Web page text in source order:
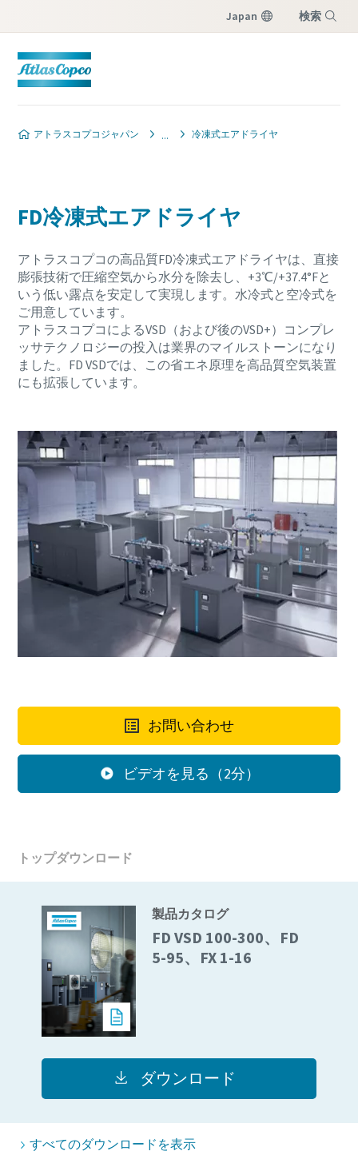
Japan 検索
アトラスコプコジャパン 冷凍式エアドライヤ
グリーンでより効率的な生産への10ステップ
グリーンプロダクトのための二酸化炭素排出量削減に関
して知っておくべきこと
FD冷凍式エアドライヤ
アトラスコプコの高品質FD冷凍式エアドライヤは、直接
膨張技術で圧縮空気から水分を除去し、+3℃/+37.4°Fと
いう低い露点を安定して実現します。水冷式と空冷式を
ご用意しています。
アトラスコプコによるVSD（および後のVSD+）コンプレ
ッサテクノロジーの投入は業界のマイルストーンになり
ました。FD VSDでは、この省エネ原理を高品質空気装置
にも拡張しています。
お問い合わせ
ビデオを見る（2分）
トップダウンロード
製品カタログ
FD VSD 100-300、FD
5-95、FX 1-16
ダウンロード
すべてのダウンロードを表示